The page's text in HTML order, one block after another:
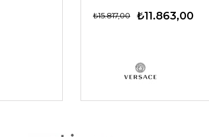
₺11.863,00
₺15.817,00